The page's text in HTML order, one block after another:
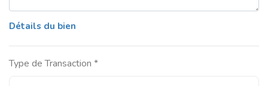
Détails du bien
Type de Transaction *